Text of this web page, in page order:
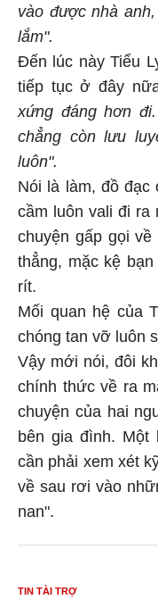
vào được nhà
lắm".
Đến lúc này Tiểu
tiếp tục ở đây
xứng đáng hơn
chẳng còn lưu
luôn".
Nói là làm, đồ
cầm luôn vali đi ra
chuyện gấp gọi
thẳng, mặc kệ
rít.
Mối quan hệ của
chóng tan vỡ luôn
Vậy mới nói, đôi
chính thức về ra
chuyện của hai
bên gia đình. Một
cần phải xem xét
về sau rơi vào
nan".
TIN TÀI TRỢ